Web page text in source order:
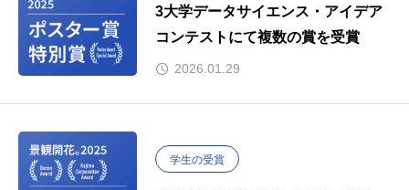
3大学データサイエンス・アイデア
コンテストにて複数の賞を受賞
2026.01.29
学生の受賞